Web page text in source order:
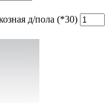
д/пола (*30)